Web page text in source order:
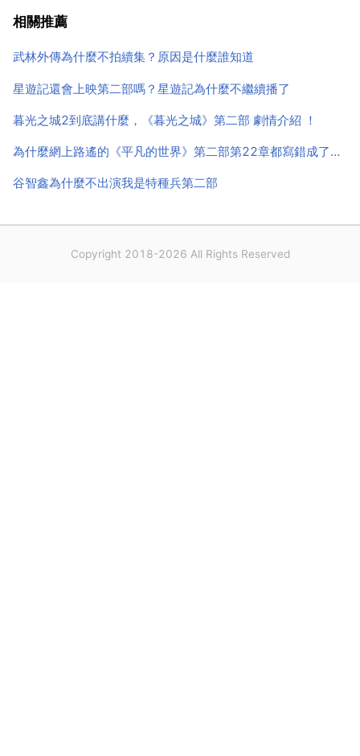
拍 微笑pasta 的續集 幸福pasta 但絕對不是 微笑pasta
相關推薦
武林外傳為什麼不拍續集？原因是什麼誰知道
星遊記還會上映第二部嗎？星遊記為什麼不繼續播了
暮光之城2到底講什麼，《暮光之城》第二部 劇情介紹 ！
為什麼網上路遙的《平凡的世界》第二部第22章都寫錯成了《青
谷智鑫為什麼不出演我是特種兵第二部
Copyright 2018-2026 All Rights Reserved